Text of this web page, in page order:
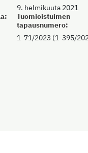
9. helmikuuta 2021
Tuomioistuimen
tapausnumero:
1-71/2023 (1-395/